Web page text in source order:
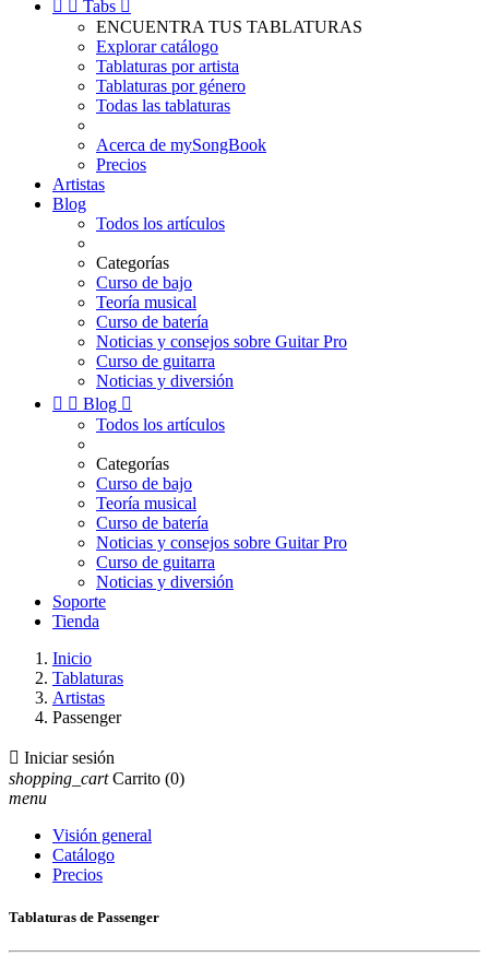
  Tabs 
ENCUENTRA TUS TABLATURAS
Explorar catálogo
Tablaturas por artista
Tablaturas por género
Todas las tablaturas
Acerca de mySongBook
Precios
Artistas
Blog
Todos los artículos
Categorías
Curso de bajo
Teoría musical
Curso de batería
Noticias y consejos sobre Guitar Pro
Curso de guitarra
Noticias y diversión
  Blog 
Todos los artículos
Categorías
Curso de bajo
Teoría musical
Curso de batería
Noticias y consejos sobre Guitar Pro
Curso de guitarra
Noticias y diversión
Soporte
Tienda
Inicio
Tablaturas
Artistas
Passenger
 Iniciar sesión
shopping_cart Carrito (0)
menu
Visión general
Catálogo
Precios
Tablaturas de Passenger